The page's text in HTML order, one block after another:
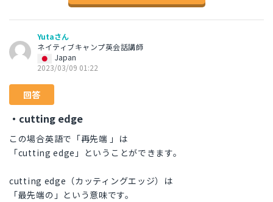
Yutaさん
ネイティブキャンプ英会話講師
Japan
2023/03/09 01:22
回答
・cutting edge
この場合英語で「再先端 」は
「cutting edge」ということができます。
cutting edge（カッティングエッジ）は
「最先端の」という意味です。